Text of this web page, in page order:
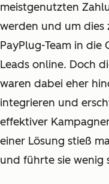
meistgenutzten
werden und um dies
PayPlug-Team in
Leads online. Doch
waren dabei eher
integrieren und
effektiver
einer Lösung stieß
und führte sie wenig